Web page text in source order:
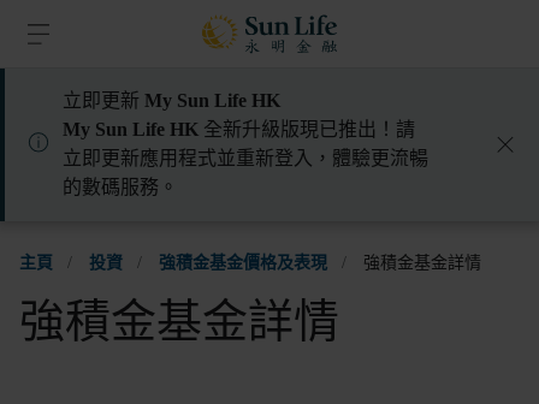
立即更新 My Sun Life HK
My Sun Life HK 全新升級版現已推出！請
立即更新應用程式並重新登入，體驗更流暢
的數碼服務。
主頁 / 投資 / 強積金基金價格及表現 / 強積金基金詳情
強積金基金詳情